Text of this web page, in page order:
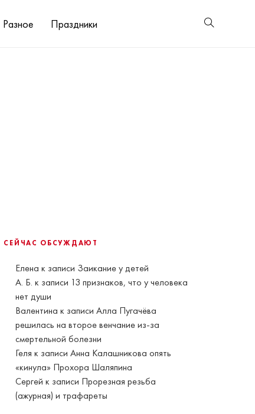
Разное Праздники
СЕЙЧАС ОБСУЖДАЮТ
Елена к записи Заикание у детей
А. Б. к записи 13 признаков, что у человека
нет души
Валентина к записиАлла Пугачёва
решилась на второе венчание из-за
смертельной болезни
Геля к записиАнна Калашникова опять
«кинула» Прохора Шаляпина
Сергей к записи Прорезная резьба
(ажурная) и трафареты